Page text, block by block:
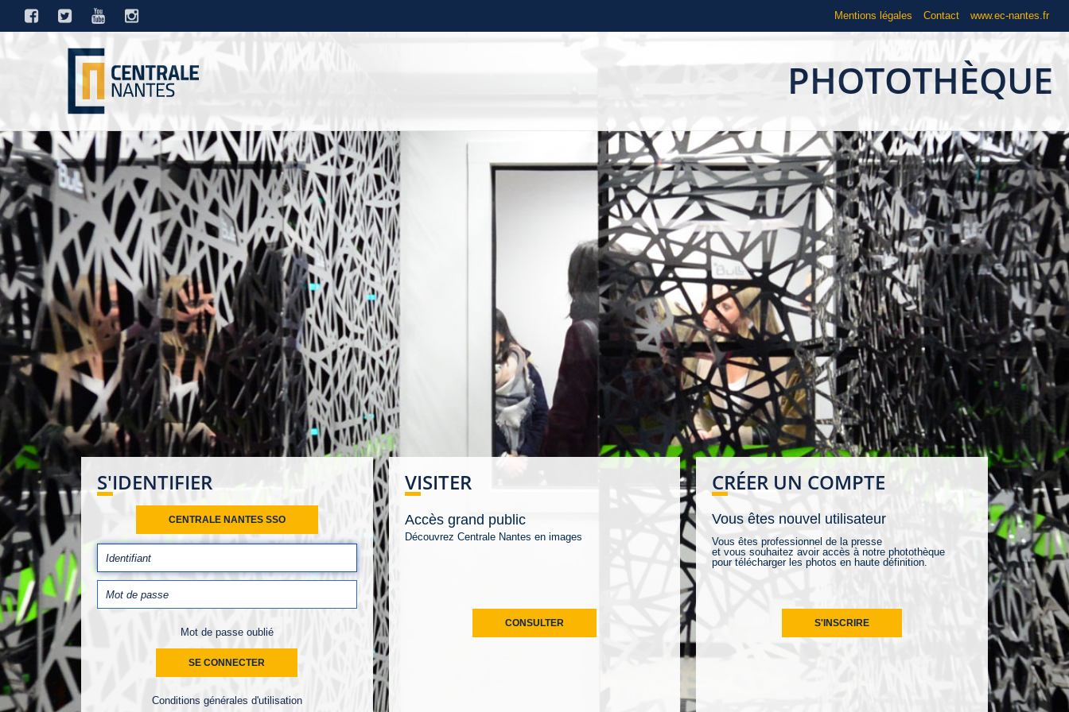
Mentions légales Contact www.ec-nantes.fr
PHOTOTHÈQUE
S'IDENTIFIER
CENTRALE NANTES SSO
Mot de passe oublié
Conditions générales d'utilisation
VISITER
Accès grand public
Découvrez Centrale Nantes en images
CONSULTER
CRÉER UN COMPTE
Vous êtes nouvel utilisateur
Vous êtes professionnel de la presse
et vous souhaitez avoir accès à notre photothèque
pour télécharger les photos en haute définition.
S'INSCRIRE